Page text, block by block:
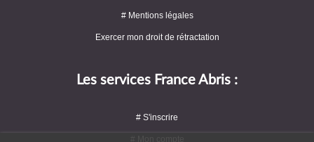
# Mentions légales
Exercer mon droit de rétractation
Les services France Abris :
# S'inscrire